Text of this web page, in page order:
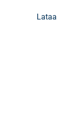
Lataa